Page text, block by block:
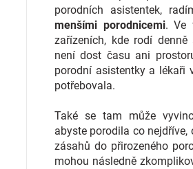
porodních asistentek,
menšími porodnicemi. Ve
zařízeních, kde rodí denně
není dost času ani
porodní asistentky a lékaři
potřebovala.
Také se tam může
abyste porodila co nejdříve,
zásahů do přirozeného
mohou následně